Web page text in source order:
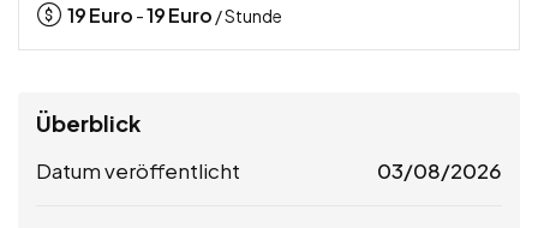
19Euro -19Euro / Stunde
Überblick
Datum veröffentlicht 03/08/2026